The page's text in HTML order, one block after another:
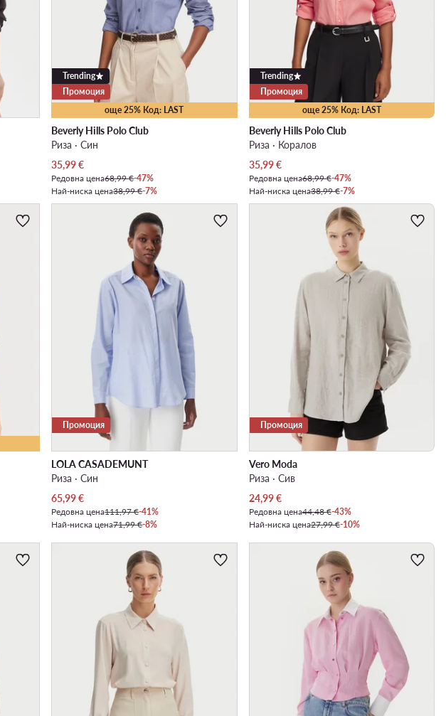
още 25% Код: LAST
Trending
Промоция
Beverly Hills Polo Club
Риза · Син
Актуална цена
35,99€
Редовна цена68,99 €-47%
Най-ниска цена38,99 €-7%
още 25% Код: LAST
Trending
Промоция
Beverly Hills Polo Club
Риза · Коралов
Актуална цена
35,99€
Редовна цена68,99 €-47%
Най-ниска цена38,99 €-7%
Промоция
LOLA CASADEMUNT
Риза · Син
Актуална цена
65,99€
Редовна цена111,97 €-41%
Най-ниска цена71,99 €-8%
Промоция
Vero Moda
Риза · Сив
Актуална цена
24,99€
Редовна цена44,48 €-43%
Най-ниска цена27,99 €-10%